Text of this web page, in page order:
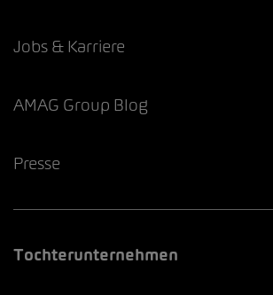
Jobs & Karriere
AMAG Group Blog
Presse
Tochterunternehmen